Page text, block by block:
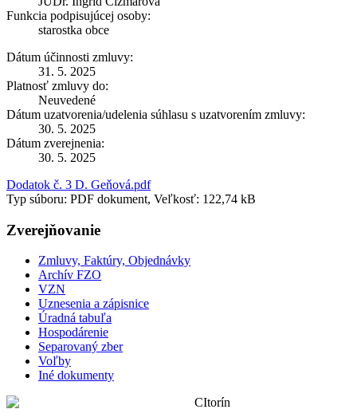
Funkcia podpisujúcej osoby:
starostka obce
Dátum účinnosti zmluvy:
31. 5. 2025
Platnosť zmluvy do:
Neuvedené
Dátum uzatvorenia/udelenia súhlasu s uzatvorením zmluvy:
30. 5. 2025
Dátum zverejnenia:
30. 5. 2025
Dodatok č. 3 D. Geňová.pdf
Typ súboru: PDF dokument, Veľkosť: 122,74 kB
Zverejňovanie
Zmluvy, Faktúry, Objednávky
Archív FZO
VZN
Uznesenia a zápisnice
Úradná tabuľa
Hospodárenie
Separovaný zber
Voľby
Iné dokumenty